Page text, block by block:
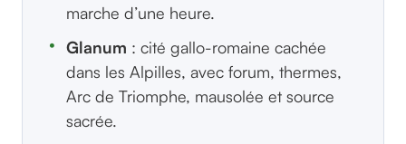
marche d’une heure.
Glanum : cité gallo-romaine cachée
dans les Alpilles, avec forum, thermes,
Arc de Triomphe, mausolée et source
sacrée.